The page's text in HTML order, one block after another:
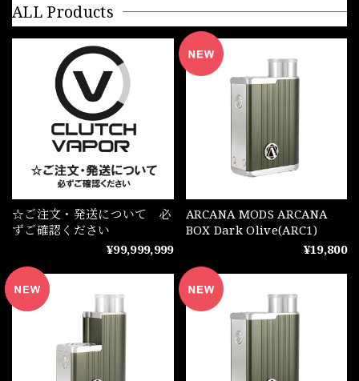
ALL Products
☆ご注文・発送について 必
ずご確認ください
¥99,999,999
ARCANA MODS ARCANA
BOX Dark Olive(ARC1)
¥19,800